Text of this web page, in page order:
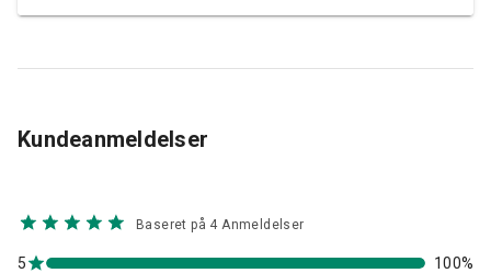
Kundeanmeldelser
Baseret på 4 Anmeldelser
5 100%